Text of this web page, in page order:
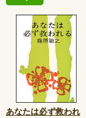
あなたは必ず救われ